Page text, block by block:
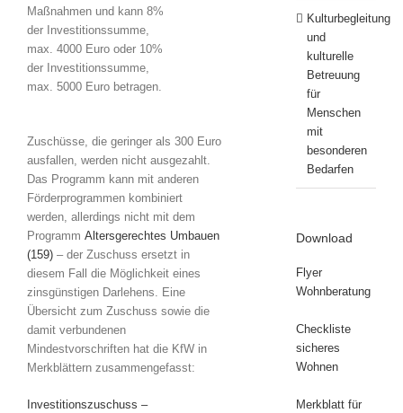
Maßnahmen und kann 8%
der Investitionssumme,
max. 4000 Euro oder 10%
der Investitionssumme,
max. 5000 Euro betragen.
Zuschüsse, die geringer als 300 Euro
ausfallen, werden nicht ausgezahlt.
Das Programm kann mit anderen
Förderprogrammen kombiniert
werden, allerdings nicht mit dem
Programm Altersgerechtes Umbauen
(159) – der Zuschuss ersetzt in
diesem Fall die Möglichkeit eines
zinsgünstigen Darlehens. Eine
Übersicht zum Zuschuss sowie die
damit verbundenen
Mindestvorschriften hat die KfW in
Merkblättern zusammengefasst:
Investitionszuschuss –
Kulturbegleitung
und
kulturelle
Betreuung
für
Menschen
mit
besonderen
Bedarfen
Download
Flyer
Wohnberatung
Checkliste
sicheres
Wohnen
Merkblatt für